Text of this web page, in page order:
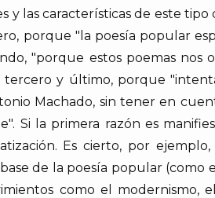
y las características de este
porque "la poesía popular
"porque estos poemas
tercero y último, porque
Machado, sin tener en
Si la primera razón es
Es cierto, por
de la poesía popular
como el modernismo,